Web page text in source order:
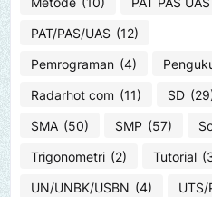
PAT/PAS/UAS (12)
Pemrograman (4)
Radarhot com (11) SD
SMA (50) SMP (57)
Trigonometri (2) Tutorial
UN/UNBK/USBN (4) UTS/